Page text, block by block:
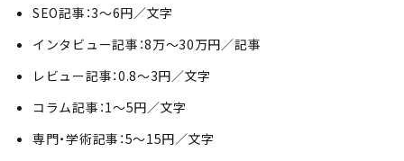
SEO記事：3〜6円／文字
インタビュー記事：8万〜30万円／記事
レビュー記事：0.8〜3円／文字
コラム記事：1〜5円／文字
専門・学術記事：5〜15円／文字